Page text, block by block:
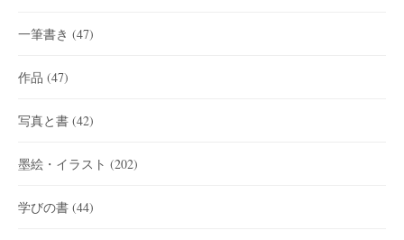
一筆書き (47)
作品 (47)
写真と書 (42)
墨絵・イラスト (202)
学びの書 (44)